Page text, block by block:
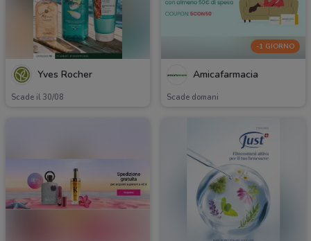
Yves Rocher
Scade il 30/08
-1 GIORNO
Amicafarmacia
Scade domani